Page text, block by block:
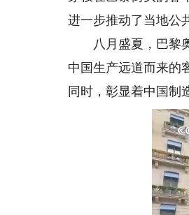
进一步推动了当地公
八月盛夏，巴黎奥
中国生产远道而来的
同时，彰显着中国制